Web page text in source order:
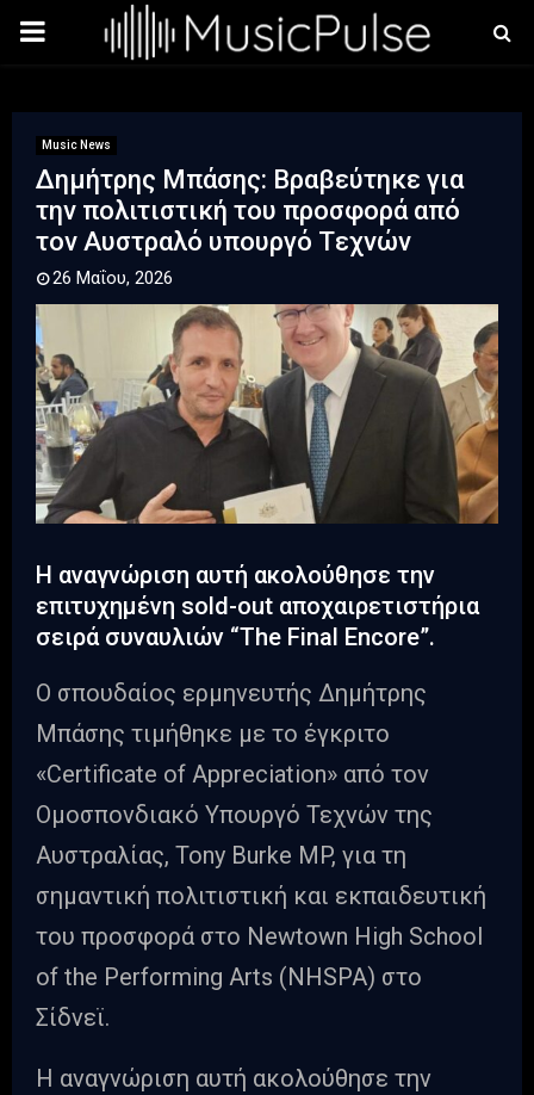
PRIMARY
Music News
Δημήτρης Μπάσης: Βραβεύτηκε για
την πολιτιστική του προσφορά από
τον Αυστραλό υπουργό Tεχνών
26 Μαΐου, 2026
Η αναγνώριση αυτή ακολούθησε την
επιτυχημένη sold-out αποχαιρετιστήρια
σειρά συναυλιών “The Final Encore”.
Ο σπουδαίος ερμηνευτής Δημήτρης
Μπάσης τιμήθηκε με το έγκριτο
«Certificate of Appreciation» από τον
Ομοσπονδιακό Υπουργό Τεχνών της
Αυστραλίας, Tony Burke MP, για τη
σημαντική πολιτιστική και εκπαιδευτική
του προσφορά στο Newtown High School
of the Performing Arts (NHSPA) στο
Σίδνεϊ.
Η αναγνώριση αυτή ακολούθησε την